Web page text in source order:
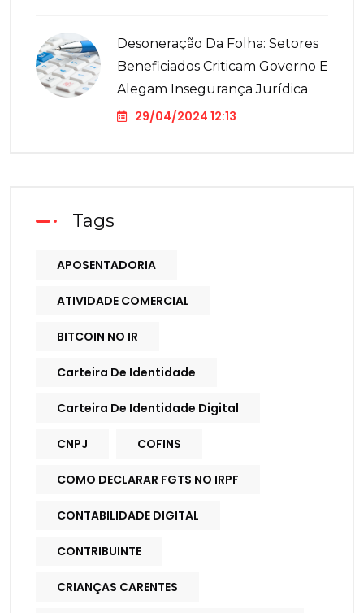
Desoneração Da Folha: Setores
Beneficiados Criticam Governo E
Alegam Insegurança Jurídica
29/04/2024 12:13
Tags
APOSENTADORIA
ATIVIDADE COMERCIAL
BITCOIN NO IR
Carteira De Identidade
Carteira De Identidade Digital
CNPJ COFINS
COMO DECLARAR FGTS NO IRPF
CONTABILIDADE DIGITAL
CONTRIBUINTE
CRIANÇAS CARENTES